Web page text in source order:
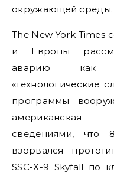
окружающей среды.
The New York Times
и Европы
аварию как
«технологические
программы
американская
сведениями,
взорвался
SSC-X-9 Skyfall по